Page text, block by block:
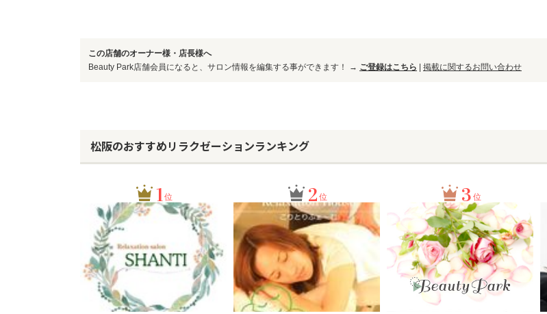
この店舗のオーナー様・店長様へ
Beauty Park店舗会員になると、サロン情報を編集する事ができます！ → ご登録はこちら 掲載に関するお問い合わせ
松阪のおすすめリラクゼーションランキング
1位 2 位 3 位